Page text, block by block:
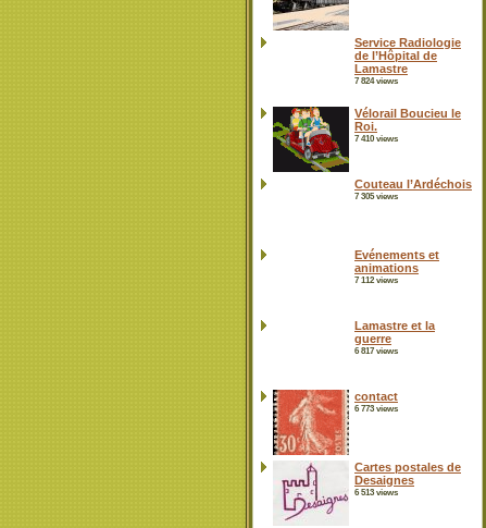
Service Radiologie
de l’Hôpital de
Lamastre
7 824 views
Vélorail Boucieu le
Roi.
7 410 views
Couteau l’Ardéchois
7 305 views
Evénements et
animations
7 112 views
Lamastre et la
guerre
6 817 views
contact
6 773 views
Cartes postales de
Desaignes
6 513 views